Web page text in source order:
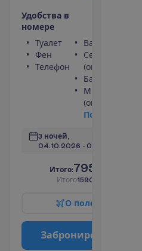
Удобства в
номере
Туалет
Фен
Телефон
Ванна или душ
Сейф
(оплачивается)
Балкон
Мини-бар
(оплачивается)
По
3 ночей,
04.10.2026 - 07.10.2026
Итого:795.00
Итого1590.00
О поле
Заброниро